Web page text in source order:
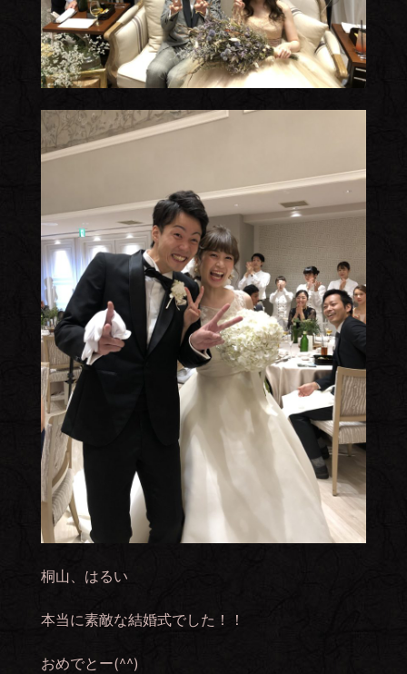
桐山、はるい
本当に素敵な結婚式でした！！
おめでとー(^^)